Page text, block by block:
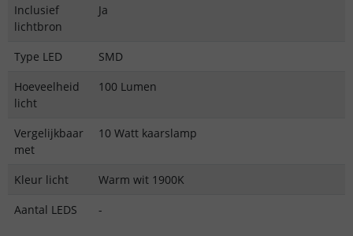
Inclusief
lichtbron
Ja
Type LED
SMD
Hoeveelheid
licht
100 Lumen
Vergelijkbaar
met
10 Watt kaarslamp
Kleur licht
Warm wit 1900K
Aantal LEDS
-